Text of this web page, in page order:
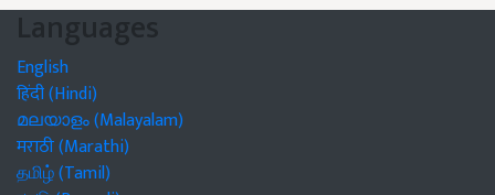
Languages
English
हिंदी (Hindi)
മലയാളം (Malayalam)
मराठी (Marathi)
தமிழ் (Tamil)